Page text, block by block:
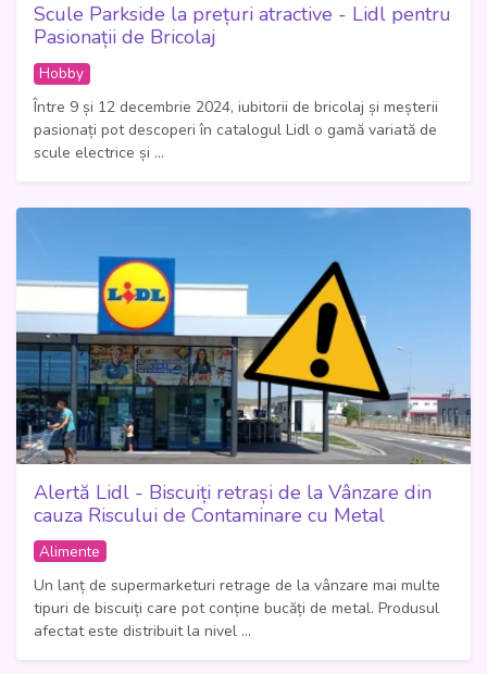
Scule Parkside la prețuri atractive - Lidl pentru
Pasionații de Bricolaj
Hobby
Între 9 și 12 decembrie 2024, iubitorii de bricolaj și meșterii
pasionați pot descoperi în catalogul Lidl o gamă variată de
scule electrice și ...
Alertă Lidl - Biscuiți retrași de la Vânzare din
cauza Riscului de Contaminare cu Metal
Alimente
Un lanț de supermarketuri retrage de la vânzare mai multe
tipuri de biscuiți care pot conține bucăți de metal. Produsul
afectat este distribuit la nivel ...